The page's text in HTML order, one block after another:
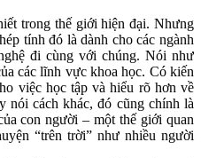
trong thế giới hiện đại. Nhưng
tính đó là dành cho các ngành
đi cùng với chúng. Nói như
các lĩnh vực khoa học. Có kiến
việc học tập và hiểu rõ hơn về
nói cách khác, đó cũng chính là
con người – một thế giới quan
“trên trời” như nhiều người